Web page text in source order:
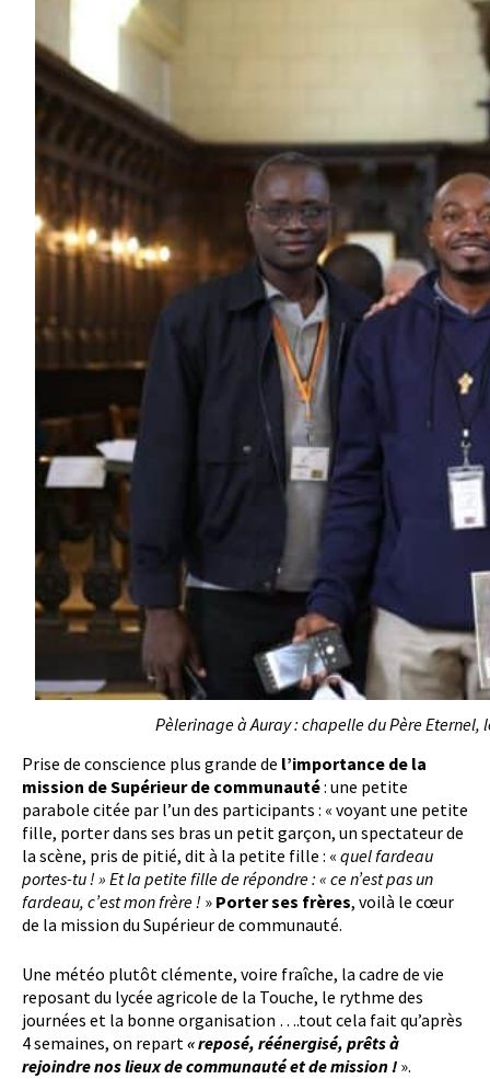
Pèlerinage à Auray : chapelle du Père Eternel,
Prise de conscience plus grande de l’importance de la
mission de Supérieur de communauté: une petite
parabole citée par l’un des participants : « voyant une petite
fille, porter dans ses bras un petit garçon, un spectateur de
la scène, pris de pitié, dit à la petite fille : « quel fardeau
portes-tu ! » Et la petite fille de répondre : « ce n’est pas un
fardeau, c’est mon frère ! » Porter ses frères, voilà le cœur
de la mission du Supérieur de communauté.
Une météo plutôt clémente, voire fraîche, la cadre de vie
reposant du lycée agricole de la Touche, le rythme des
journées et la bonne organisation ….tout cela fait qu’après
4 semaines, on repart« reposé, réénergisé, prêts à
rejoindre nos lieux de communauté et de mission ! ».